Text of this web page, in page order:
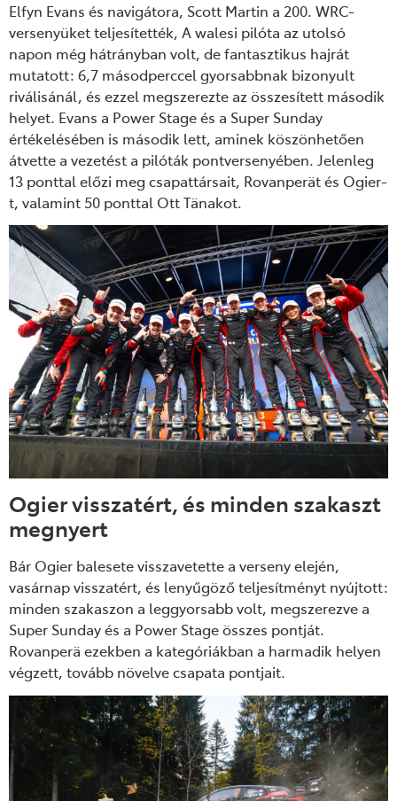
Elfyn Evans és navigátora, Scott Martin a 200. WRC-
versenyüket teljesítették, A walesi pilóta az utolsó
napon még hátrányban volt, de fantasztikus hajrát
mutatott: 6,7 másodperccel gyorsabbnak bizonyult
riválisánál, és ezzel megszerezte az összesített második
helyet. Evans a Power Stage és a Super Sunday
értékelésében is második lett, aminek köszönhetően
átvette a vezetést a pilóták pontversenyében. Jelenleg
13 ponttal előzi meg csapattársait, Rovanperät és Ogier-
t, valamint 50 ponttal Ott Tänakot.
Ogier visszatért, és minden szakaszt
megnyert
Bár Ogier balesete visszavetette a verseny elején,
vasárnap visszatért, és lenyűgöző teljesítményt nyújtott:
minden szakaszon a leggyorsabb volt, megszerezve a
Super Sunday és a Power Stage összes pontját.
Rovanperä ezekben a kategóriákban a harmadik helyen
végzett, tovább növelve csapata pontjait.